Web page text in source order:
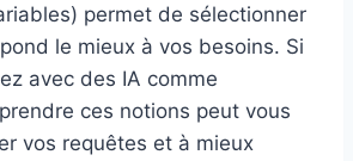
permet de sélectionner
le mieux à vos besoins. Si
avec des IA comme
ces notions peut vous
vos requêtes et à mieux